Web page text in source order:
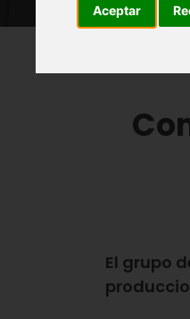
Aceptar
El grupo